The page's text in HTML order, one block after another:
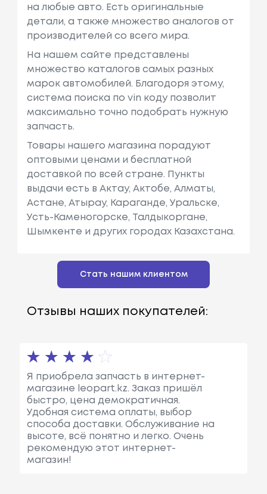
на любые авто. Есть оригинальные
детали, а также множество аналогов от
производителей со всего мира.
На нашем сайте представлены
множество каталогов самых разных
марок автомобилей. Благодоря этому,
система поиска по vin коду позволит
максимально точно подобрать нужную
запчасть.
Товары нашего магазина порадуют
оптовыми ценами и бесплатной
доставкой по всей стране. Пункты
выдачи есть в Актау, Актобе, Алматы,
Астане, Атырау, Караганде, Уральске,
Усть-Каменогорске, Талдыкоргане,
Шымкенте и других городах Казахстана.
Стать нашим клиентом
Отзывы наших покупателей:
Я приобрела запчасть в интернет-
магазине leopart.kz. Заказ пришёл
быстро, цена демократичная.
Удобная система оплаты, выбор
способа доставки. Обслуживание на
высоте, всё понятно и легко. Очень
рекомендую этот интернет-
магазин!